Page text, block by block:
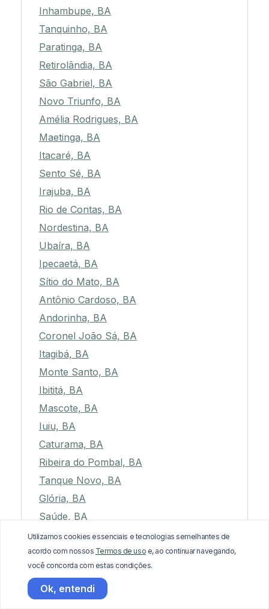
Inhambupe, BA
Tanquinho, BA
Paratinga, BA
Retirolândia, BA
São Gabriel, BA
Novo Triunfo, BA
Amélia Rodrigues, BA
Maetinga, BA
Itacaré, BA
Sento Sé, BA
Irajuba, BA
Rio de Contas, BA
Nordestina, BA
Ubaíra, BA
Ipecaetá, BA
Sítio do Mato, BA
Antônio Cardoso, BA
Andorinha, BA
Coronel João Sá, BA
Itagibá, BA
Monte Santo, BA
Ibititá, BA
Mascote, BA
Iuiu, BA
Caturama, BA
Ribeira do Pombal, BA
Tanque Novo, BA
Glória, BA
Saúde, BA
São José do Jacuípe, BA
Gentio do Ouro, BA
João Dourado, BA
São Félix, BA
Utilizamos cookies essenciais e tecnologias semelhantes de
acordo com nossos Termos de uso e, ao continuar navegando,
você concorda com estas condições.
Ok, entendi